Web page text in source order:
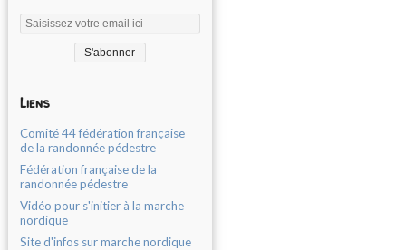
Liens
Comité 44 fédération française
de la randonnée pédestre
Fédération française de la
randonnée pédestre
Vidéo pour s'initier à la marche
nordique
Site d'infos sur marche nordique